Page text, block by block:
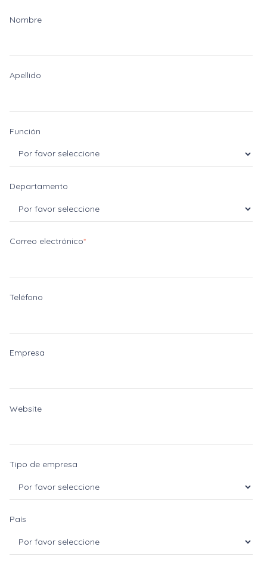
Nombre
Apellido
Función
Departamento
Correo electrónico*
Teléfono
Empresa
Website
Tipo de empresa
País